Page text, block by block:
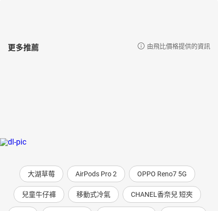
更多推薦 由飛比價格提供的資訊
大湖草莓 AirPods Pro 2 OPPO Reno7 5G
兒童牛仔褲 移動式冷氣 CHANEL香奈兒 短夾